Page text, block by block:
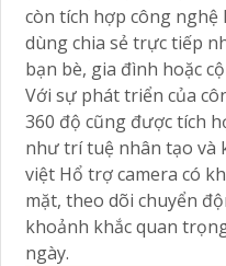
còn tích hợp công
dùng chia sẻ trực tiếp
bạn bè, gia đình hoặc
Với sự phát triển của
360 độ cũng được tích
như trí tuệ nhân tạo và
việt Hổ trợ camera có
mặt, theo dõi chuyển
khoảnh khắc quan
ngày.